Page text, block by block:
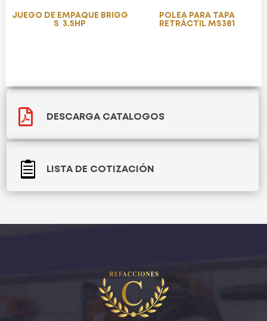
JUEGO DE EMPAQUE BRIGG
S 3.5HP
POLEA PARA TAPA
RETRÁCTIL MS381
 DESCARGA CATALOGOS
 LISTA DE COTIZACIÓN